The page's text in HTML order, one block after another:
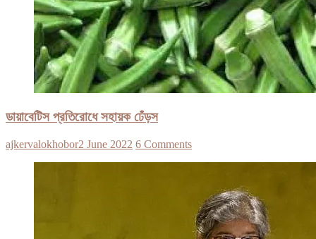
ডায়াবেটিস প্রতিরোধে সহায়ক ঢেঁড়স
ajkervalokhobor2 June 2022 6 Comments